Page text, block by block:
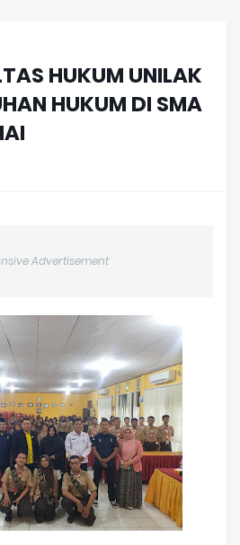
HUKUM UNILAK
HUKUM DI SMA
Advertisement